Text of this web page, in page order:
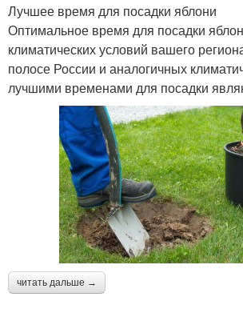
Лучшее время для посадки яблони
Оптимальное время для посадки
климатических условий вашего
полосе России и аналогичных
лучшими временами для посадки
читать дальше →